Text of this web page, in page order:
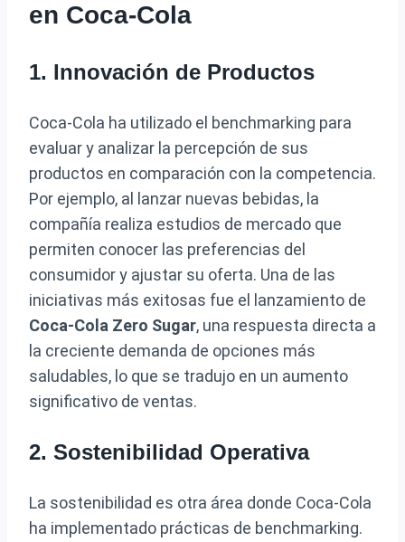
en Coca-Cola
1. Innovación de Productos
Coca-Cola ha utilizado el benchmarking para
evaluar y analizar la percepción de sus
productos en comparación con la competencia.
Por ejemplo, al lanzar nuevas bebidas, la
compañía realiza estudios de mercado que
permiten conocer las preferencias del
consumidor y ajustar su oferta. Una de las
iniciativas más exitosas fue el lanzamiento de
Coca-Cola Zero Sugar, una respuesta directa a
la creciente demanda de opciones más
saludables, lo que se tradujo en un aumento
significativo de ventas.
2. Sostenibilidad Operativa
La sostenibilidad es otra área donde Coca-Cola
ha implementado prácticas de benchmarking.